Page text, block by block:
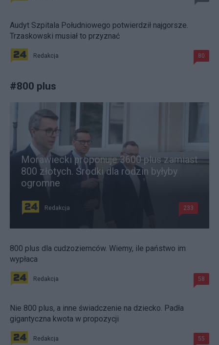
Audyt Szpitala Południowego potwierdził najgorsze.
Trzaskowski musiał to przyznać
Redakcja 80
#800 plus
Morawiecki proponuje 3600 plus zamiast
800 złotych. Środki dla rodzin byłyby
ogromne
Redakcja 233
800 plus dla cudzoziemców. Wiemy, ile państwo im
wypłaca
Redakcja 58
Nie 800 plus, a inne świadczenie na dziecko. Padła
gigantyczna kwota w propozycji
Redakcja 55